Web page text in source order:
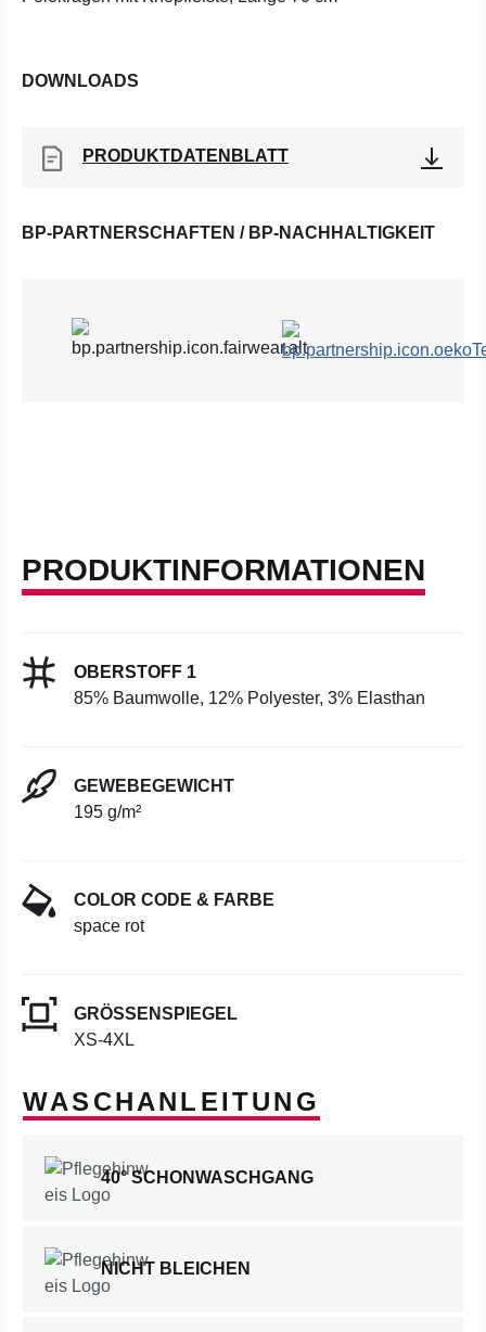
DOWNLOADS
PRODUKTDATENBLATT
BP-PARTNERSCHAFTEN / BP-NACHHALTIGKEIT
PRODUKTINFORMATIONEN
OBERSTOFF 1
85% Baumwolle, 12% Polyester, 3% Elasthan
GEWEBEGEWICHT
195 g/m²
COLOR CODE & FARBE
space rot
GRÖSSENSPIEGEL
XS-4XL
WASCHANLEITUNG
40° SCHONWASCHGANG
NICHT BLEICHEN